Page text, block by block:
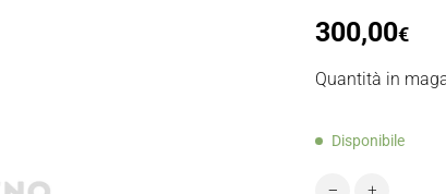
300,00€
Quantità in
Disponibile
Rouget Corton-